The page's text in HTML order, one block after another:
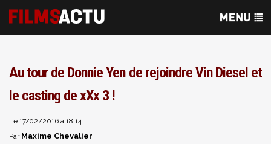
Au tour de Donnie Yen de rejoindre Vin Diesel et
le casting de xXx 3 !
Le 17/02/2016 à 18:14
Par Maxime Chevalier